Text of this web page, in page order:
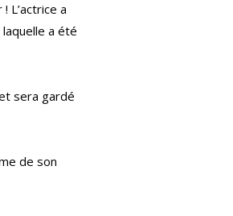
L’actrice a
a été
sera gardé
de son